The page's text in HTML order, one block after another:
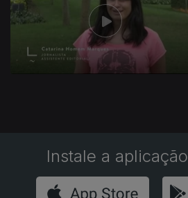
Instale a aplicação